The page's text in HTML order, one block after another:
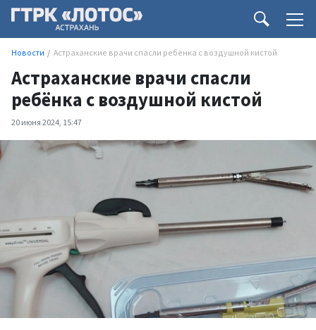
Новости Астраханские врачи спасли ребёнка с воздушной кистой
Астраханские врачи спасли
ребёнка с воздушной кистой
20 июня 2024, 15:47